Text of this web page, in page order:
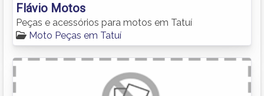
Flávio Motos
Peças e acessórios para motos em Tatuí
Moto Peças em Tatuí